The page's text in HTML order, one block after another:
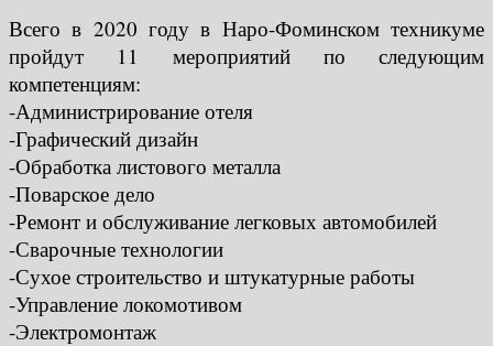
Всего в 2020 году в Наро-Фоминском техникуме
пройдут 11 мероприятий по следующим
компетенциям:
-Администрирование отеля
-Графический дизайн
-Обработка листового металла
-Поварское дело
-Ремонт и обслуживание легковых автомобилей
-Сварочные технологии
-Сухое строительство и штукатурные работы
-Управление локомотивом
-Электромонтаж